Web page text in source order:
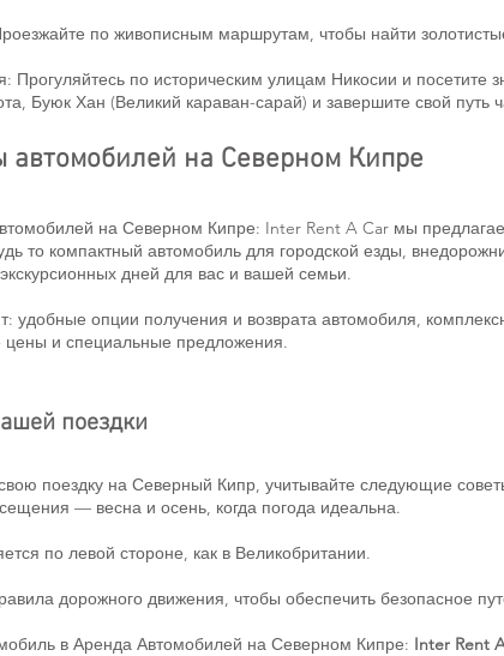
по живописным маршрутам, чтобы найти
Прогуляйтесь по историческим улицам Никосии и посетите
Буюк Хан (Великий караван-сарай) и завершите свой путь
автомобилей на Северном Кипре
на Северном Кипре: Inter Rent A Car мы
то компактный автомобиль для городской езды,
дней для вас и вашей семьи.
удобные опции получения и возврата автомобиля,
цены и специальные предложения.
поездки
поездку на Северный Кипр, учитывайте следующие
— весна и осень, когда погода идеальна.
по левой стороне, как в Великобритании.
дорожного движения, чтобы обеспечить безопасное
в Аренда Автомобилей на Северном Кипре: Inter Rent